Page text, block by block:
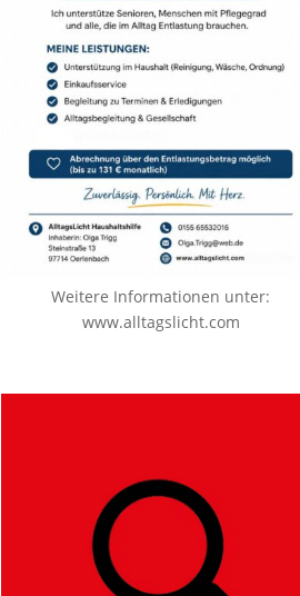
Weitere Informationen unter:
www.alltagslicht.com